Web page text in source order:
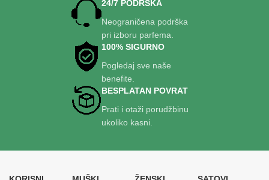
24/7 PODRŠKA
Neograničena podrška
pri izboru parfema.
100% SIGURNO
Pogledaj sve naše
benefite.
BESPLATAN POVRAT
Prati i otaži porudžbinu
ukoliko kasni.